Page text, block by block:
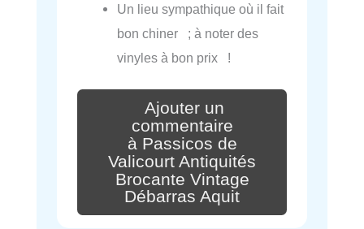
Un lieu sympathique où il fait
bon chiner ; à noter des
vinyles à bon prix !
Ajouter un
commentaire
à Passicos de
Valicourt Antiquités
Brocante Vintage
Débarras Aquit